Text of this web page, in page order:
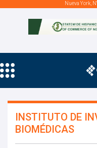
Nueva York,
INSTITUTO DE
BIOMÉDICAS